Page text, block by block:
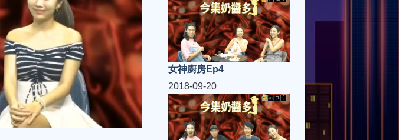
女神廚房Ep4
2018-09-20